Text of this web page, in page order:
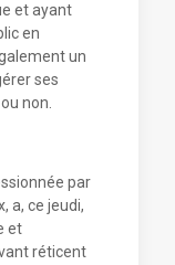
et ayant
en
un
ses
non.
par
a, ce jeudi,
et
réticent